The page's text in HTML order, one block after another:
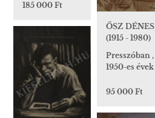
185 000 Ft
ŐSZ DÉNES
(1915 - 1980)
Presszóban ,
1950-es évek
95 000 Ft